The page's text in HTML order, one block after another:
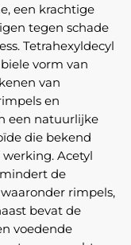
een krachtige
tegen schade
Tetrahexyldecyl
vorm van
van
en
een natuurlijke
die bekend
Acetyl
de
rimpels,
bevat de
voedende